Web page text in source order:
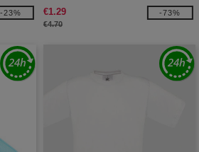
-23%
€1.29
€4.70
-73%